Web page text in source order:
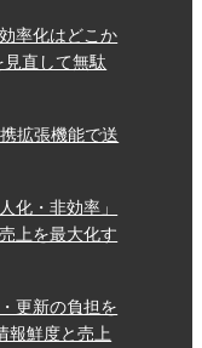
率化はどこか
見直して無駄
拡張機能で送
化・非効率」
上を最大化す
更新の負担を
報鮮度と売上